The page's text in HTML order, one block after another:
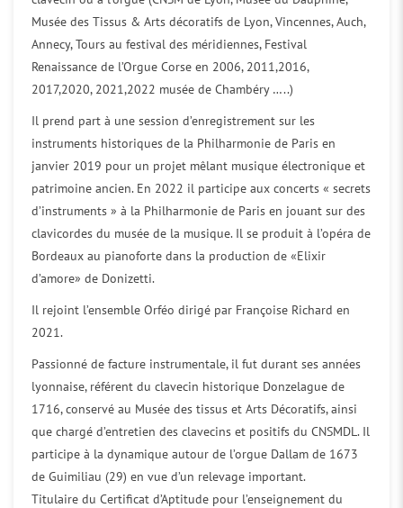
Musée des Tissus & Arts décoratifs de Lyon, Vincennes, Auch,
Annecy, Tours au festival des méridiennes, Festival
Renaissance de l’Orgue Corse en 2006, 2011,2016,
2017,2020, 2021,2022 musée de Chambéry …..)
Il prend part à une session d’enregistrement sur les
instruments historiques de la Philharmonie de Paris en
janvier 2019 pour un projet mêlant musique électronique et
patrimoine ancien. En 2022 il participe aux concerts « secrets
d’instruments » à la Philharmonie de Paris en jouant sur des
clavicordes du musée de la musique. Il se produit à l’opéra de
Bordeaux au pianoforte dans la production de «Elixir
d’amore» de Donizetti.
Il rejoint l’ensemble Orféo dirigé par Françoise Richard en
2021.
Passionné de facture instrumentale, il fut durant ses années
lyonnaise, référent du clavecin historique Donzelague de
1716, conservé au Musée des tissus et Arts Décoratifs, ainsi
que chargé d’entretien des clavecins et positifs du CNSMDL. Il
participe à la dynamique autour de l’orgue Dallam de 1673
de Guimiliau (29) en vue d’un relevage important.
Titulaire du Certificat d’Aptitude pour l’enseignement du